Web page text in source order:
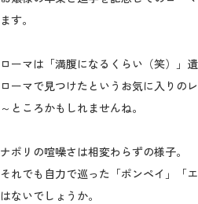
ます。
ローマは「満腹になるくらい（笑）」
ローマで見つけたというお気に入りの
～ところかもしれませんね。
ナポリの喧噪さは相変わらずの様子。
それでも自力で巡った「ポンペイ」「
はないでしょうか。